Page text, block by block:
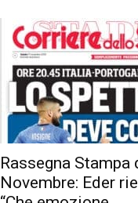
Rassegna Stampa
Novembre: Eder